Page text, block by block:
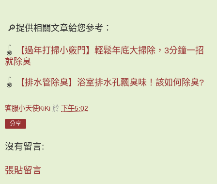
🔎提供相關文章給您參考：
🪀
【過年打掃小竅門】輕鬆年底大掃除，3分鐘一招
就除臭
🪀 【排水管除臭】浴室排水孔飄臭味！該如何除臭?
客服小天使KiKi 於 下午5:02
分享
沒有留言:
張貼留言